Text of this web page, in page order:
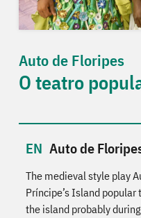
Auto de Floripes
O teatro
Auto de
The medieval style play
Príncipe’s Island
the island probably